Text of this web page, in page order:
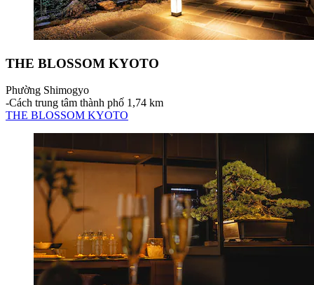
THE BLOSSOM KYOTO
Phường Shimogyo
‐Cách trung tâm thành phố 1,74 km
THE BLOSSOM KYOTO